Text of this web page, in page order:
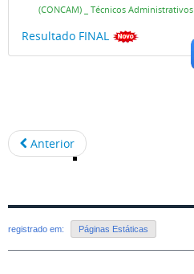
(CONCAM) _ Técnicos Administrativos
Resultado FINAL
Anterior
registrado em: Páginas Estáticas